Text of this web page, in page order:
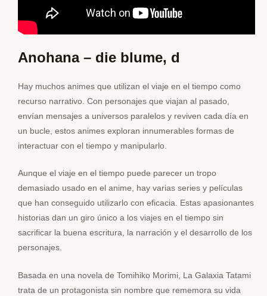
Anohana – die blume, d
Hay muchos animes que utilizan el viaje en el tiempo como
recurso narrativo. Con personajes que viajan al pasado,
envían mensajes a universos paralelos y reviven cada día en
un bucle, estos animes exploran innumerables formas de
interactuar con el tiempo y manipularlo.
Aunque el viaje en el tiempo puede parecer un tropo
demasiado usado en el anime, hay varias series y películas
que han conseguido utilizarlo con eficacia. Estas apasionantes
historias dan un giro único a los viajes en el tiempo sin
sacrificar la buena escritura, la narración y el desarrollo de los
personajes.
Basada en una novela de Tomihiko Morimi, La Galaxia Tatami
trata de un protagonista sin nombre que rememora su vida